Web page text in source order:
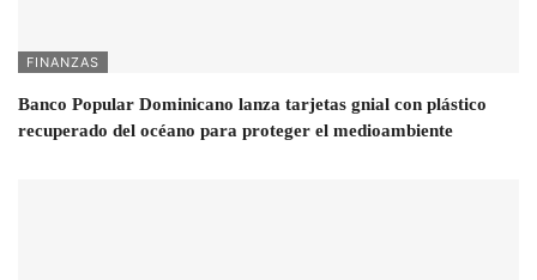
FINANZAS
Banco Popular Dominicano lanza tarjetas gnial con plástico
recuperado del océano para proteger el medioambiente